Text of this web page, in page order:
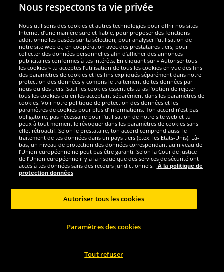
Sécurité
Nous sommes excellents
Réseaux sociaux
Tous droits réservés
valable pour les clients avec une adhésion de DealClub active.
Nous respectons ta vie privée
Nous utilisons des cookies et autres technologies pour offrir nos sites
Internet d’une manière sure et fiable, pour proposer des fonctions
additionnelles basées sur ta sélection, pour analyser l’utilisation de
notre site web et, en coopération avec des prestataires tiers, pour
collecter des données personnelles afin d’afficher des annonces
publicitaires conformes à tes intérêts. En cliquant sur « Autoriser tous
les cookies » tu acceptes l’utilisation de tous les cookies en vue des fins
des paramètres de cookies et les fins expliqués séparément dans notre
protection des données y compris le traitement de tes données par
nous ou des tiers. Sauf les cookies essentiels tu as l’option de rejeter
tous les cookies ou en les acceptant séparément dans les paramètres de
cookies. Voir notre politique de protection des données et les
paramètres de cookies pour plus d’informations. Ton accord n’est pas
obligatoire, pas nécessaire pour l’utilisation de notre site web et tu
peux à tout moment le révoquer dans les paramètres de cookies sans
effet rétroactif. Selon le prestataire, ton accord comprend aussi le
traitement de tes données dans un pays tiers (p.ex. les Etats-Unis). Là-
bas, un niveau de protection des données correspondant au niveau de
l’Union européenne ne peut pas être garanti. Selon la Cour de justice
de l’Union européenne il y a la risque que des services de sécurité ont
accès à tes données sans des recours juridictionnels. À la politique de
protection données
Paramètres des cookies
Tout refuser
Autoriser tous les cookies